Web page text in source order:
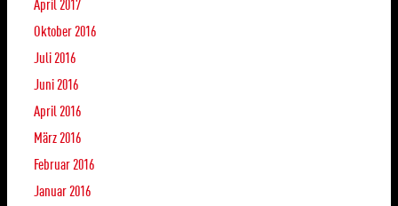
April 2017
Oktober 2016
Juli 2016
Juni 2016
April 2016
März 2016
Februar 2016
Januar 2016